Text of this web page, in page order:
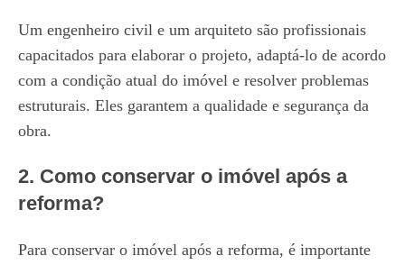
Um engenheiro civil e um arquiteto são profissionais
capacitados para elaborar o projeto, adaptá-lo de acordo
com a condição atual do imóvel e resolver problemas
estruturais. Eles garantem a qualidade e segurança da
obra.
2. Como conservar o imóvel após a
reforma?
Para conservar o imóvel após a reforma, é importante